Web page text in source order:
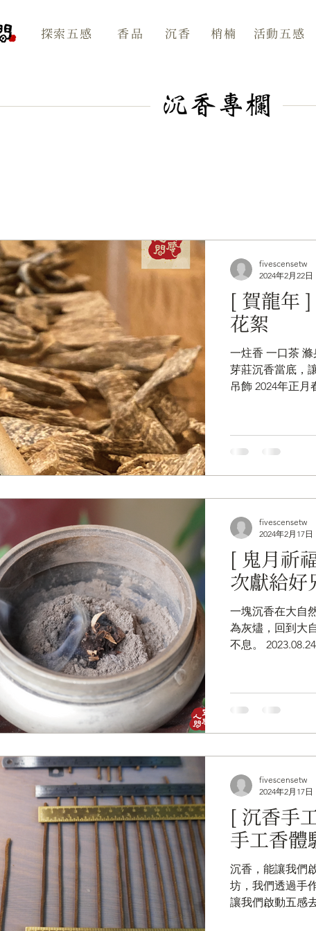
探索五感 香品 沉香 梢楠 活動五感
[ 賀龍年
花絮
一炷香 一口茶 滌身心 迎新年
芽莊沉香當底，
吊飾 2024年正
fivescensetw
2024年2月22日
[ 鬼月祈
次獻給好
一塊沉香在大自
為灰燼，回到大
不息。
中，...
fivescensetw
2024年2月17日
[ 沉香手
手工香體
沉香，能讓我們
坊，我們透過手
讓我們啟動五感
fivescensetw
2024年2月17日